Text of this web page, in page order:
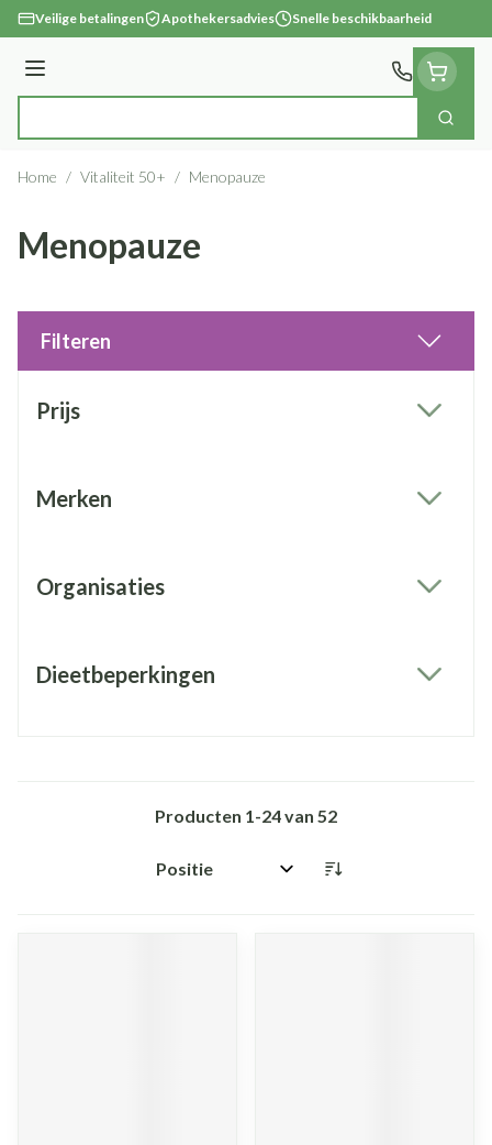
Ga naar de inhoud
Veilige betalingen Apothekersadvies Snelle beschikbaarheid
Menu
Zoek
Home / Vitaliteit 50+ / Menopauze
Menopauze
Filteren
Prijs
Merken
Organisaties
Dieetbeperkingen
Producten 1-24van 52
Sorteer op: